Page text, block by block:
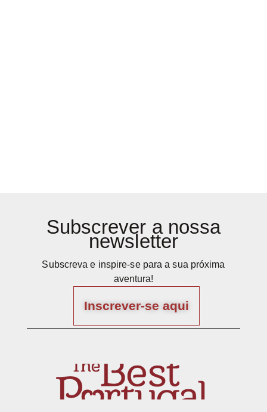
Subscrever a nossa
newsletter
Subscreva e inspire-se para a sua próxima
aventura!
Inscrever-se aqui